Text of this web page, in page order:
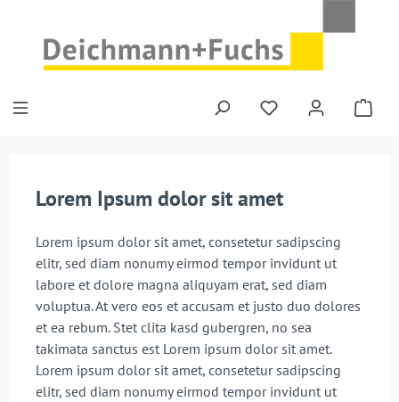
Lorem Ipsum dolor sit amet
Lorem ipsum dolor sit amet, consetetur sadipscing
elitr, sed diam nonumy eirmod tempor invidunt ut
labore et dolore magna aliquyam erat, sed diam
voluptua. At vero eos et accusam et justo duo dolores
et ea rebum. Stet clita kasd gubergren, no sea
takimata sanctus est Lorem ipsum dolor sit amet.
Lorem ipsum dolor sit amet, consetetur sadipscing
elitr, sed diam nonumy eirmod tempor invidunt ut